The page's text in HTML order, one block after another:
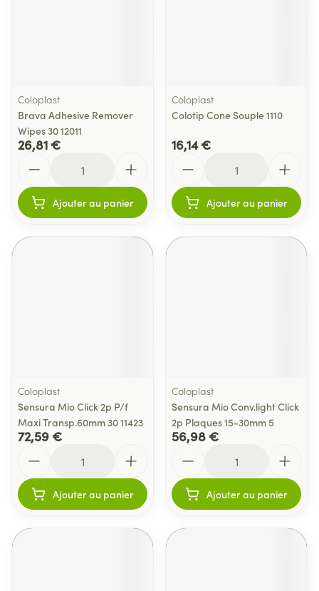
Coloplast
Brava Adhesive Remover
Wipes 30 12011
26,81 €
Ajouter au panier
Coloplast
Colotip Cone Souple 1110
16,14 €
Ajouter au panier
Coloplast
Sensura Mio Click 2p P/f
Maxi Transp.60mm 30 11423
72,59 €
Ajouter au panier
Coloplast
Sensura Mio Conv.light Click
2p Plaques 15-30mm 5
56,98 €
Ajouter au panier